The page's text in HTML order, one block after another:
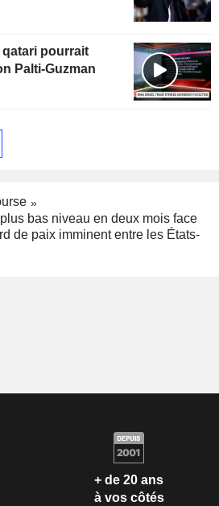
pourrait
Palti-Guzman
bas niveau en deux mois face
de paix imminent entre les États-
+ de 20 ans
à vos côtés